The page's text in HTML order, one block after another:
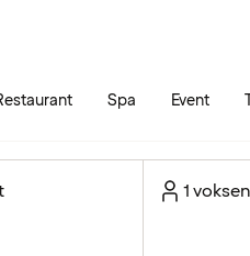
Spa Event
1